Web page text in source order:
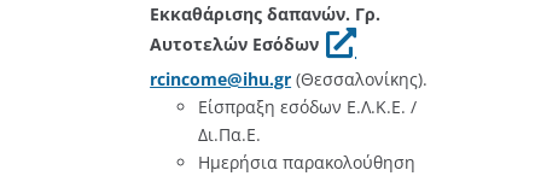
Εκκαθάρισης δαπανών. Γρ.
Αυτοτελών Εσόδων
rcincome@ihu.gr (Θεσσαλονίκης).
Είσπραξη εσόδων Ε.Λ.Κ.Ε. /
Δι.Πα.Ε.
Ημερήσια παρακολούθηση